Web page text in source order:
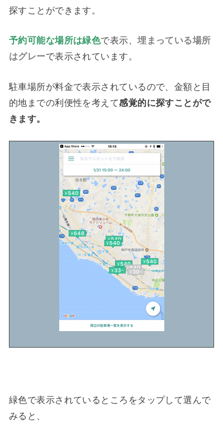
探すことができます。
予約可能な場所は緑色で表示、埋まっている場所
はグレーで表示されています。
駐車場所が料金で表示されているので、金額と目
的地までの利便性を考えて感覚的に探すことがで
きます。
緑色で表示されているところをタップして選んで
みると、